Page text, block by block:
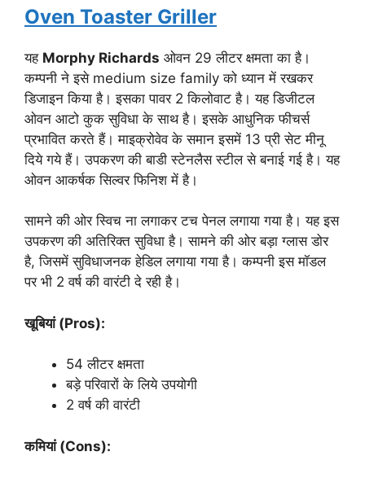
Oven Toaster Griller
यह Morphy Richards ओवन 29 लीटर क्षमता का है।
कम्पनी ने इसे medium size family को ध्यान में रखकर
डिजाइन किया है। इसका पावर 2 किलोवाट है। यह डिजीटल
ओवन आटो कुक सुविधा के साथ है। इसके आधुनिक फीचर्स
प्रभावित करते हैं। माइक्रोवेव के समान इसमें 13 प्री सेट मीनू
दिये गये हैं। उपकरण की बाडी स्टेनलैस स्टील से बनाई गई है। यह
ओवन आकर्षक सिल्वर फिनिश में है।
सामने की ओर स्विच ना लगाकर टच पेनल लगाया गया है। यह इस
उपकरण की अतिरिक्त सुविधा है। सामने की ओर बड़ा ग्लास डोर
है, जिसमें सुविधाजनक हेडिल लगाया गया है। कम्पनी इस मॉडल
पर भी 2 वर्ष की वारंटी दे रही है।
खूबियां (Pros):
54 लीटर क्षमता
बड़े परिवारों के लिये उपयोगी
2 वर्ष की वारंटी
कमियां (Cons):